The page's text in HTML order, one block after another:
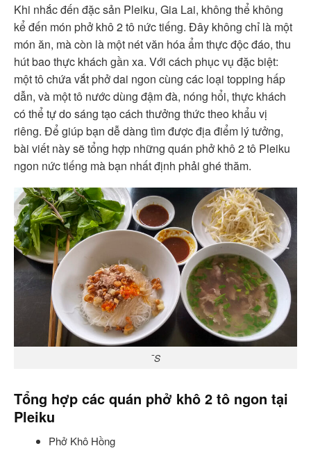
Khi nhắc đến đặc sản Pleiku, Gia Lai, không thể không
kể đến món phở khô 2 tô nức tiếng. Đây không chỉ là một
món ăn, mà còn là một nét văn hóa ẩm thực độc đáo, thu
hút bao thực khách gần xa. Với cách phục vụ đặc biệt:
một tô chứa vắt phở dai ngon cùng các loại topping hấp
dẫn, và một tô nước dùng đậm đà, nóng hổi, thực khách
có thể tự do sáng tạo cách thưởng thức theo khẩu vị
riêng. Để giúp bạn dễ dàng tìm được địa điểm lý tưởng,
bài viết này sẽ tổng hợp những quán phở khô 2 tô Pleiku
ngon nức tiếng mà bạn nhất định phải ghé thăm.
¯S
Tổng hợp các quán phở khô 2 tô ngon tại
Pleiku
Phở Khô Hồng